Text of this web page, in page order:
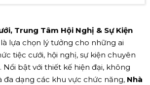
Trung Tâm Hội Nghị & Sự Kiện
là lựa chọn lý tưởng cho những ai
tiệc cưới, hội nghị, sự kiện chuyên
Nổi bật với thiết kế hiện đại, không
đa dạng các khu vực chức năng, Nhà